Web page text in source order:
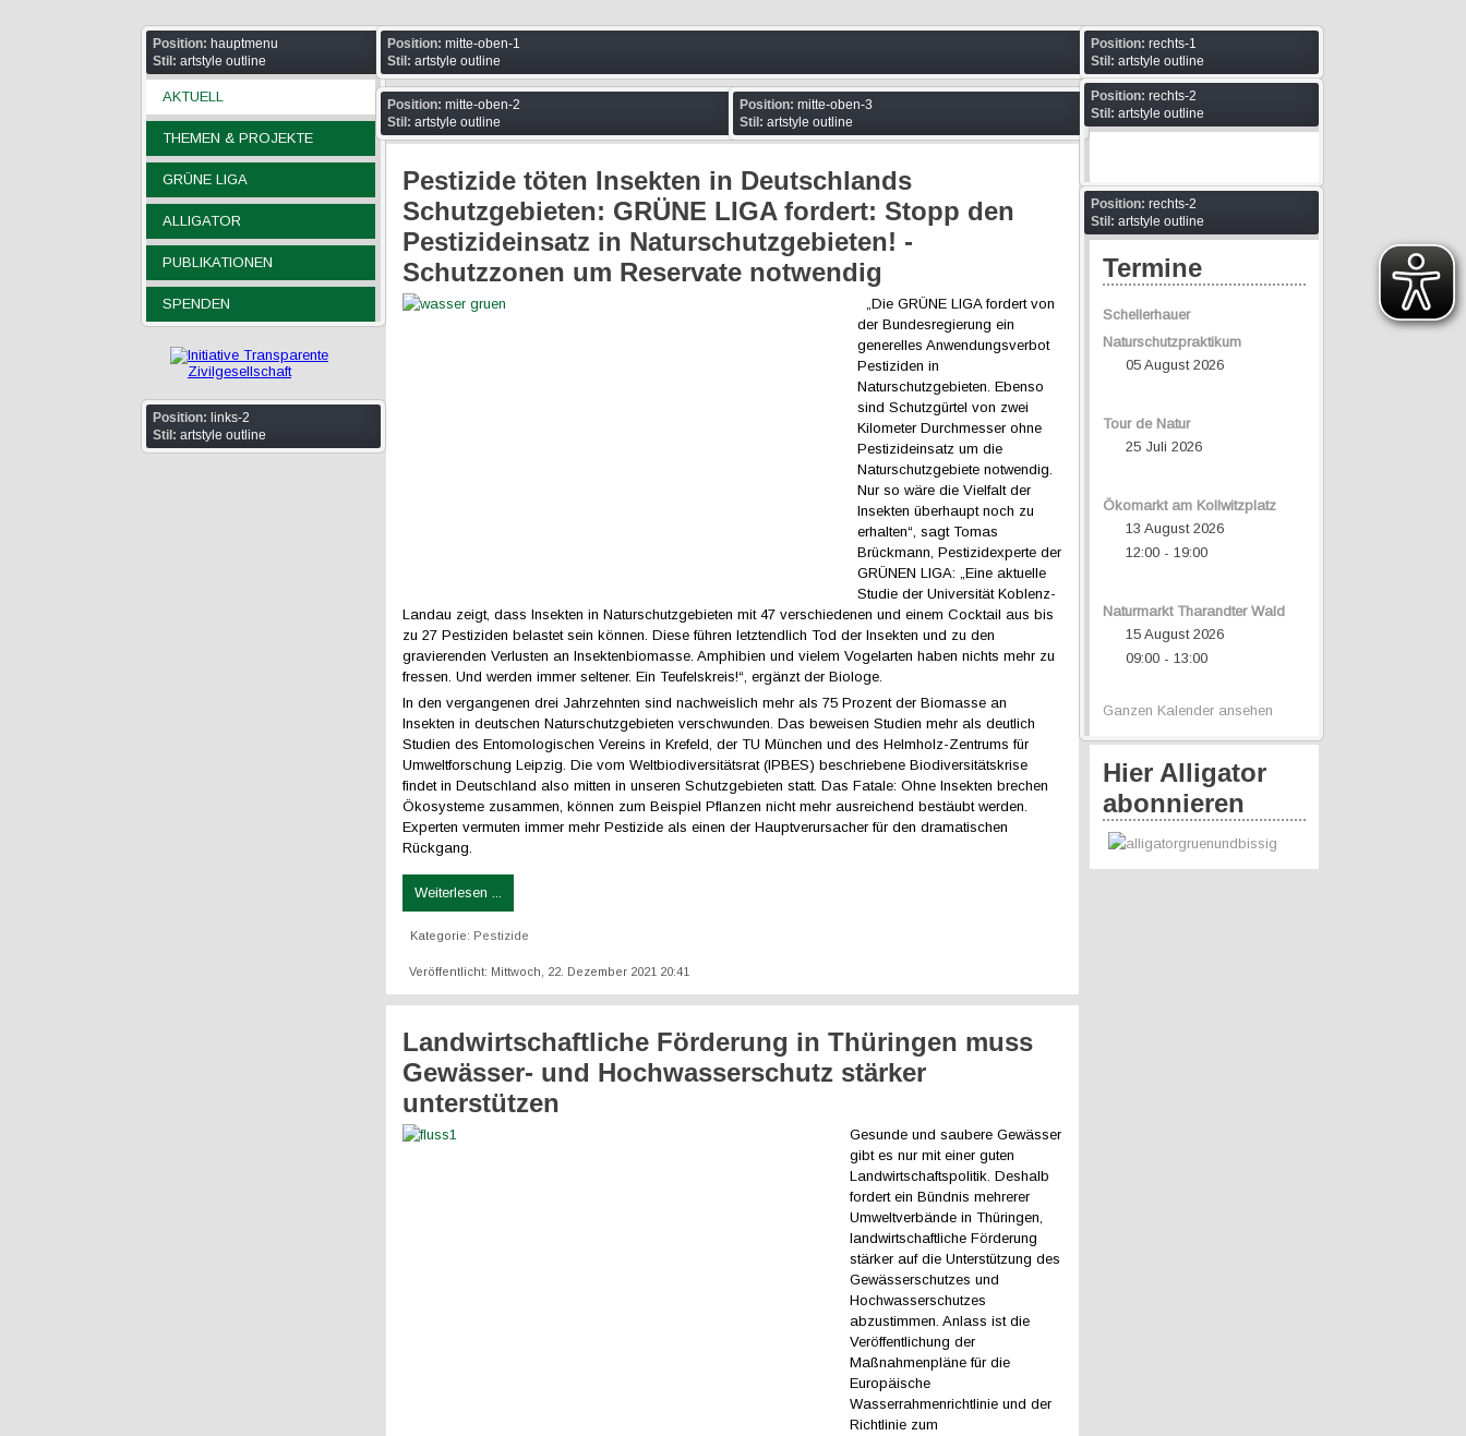
Position: hauptmenu
Stil: artstyle outline
AKTUELL
THEMEN & PROJEKTE
GRÜNE LIGA
ALLIGATOR
PUBLIKATIONEN
SPENDEN
Position: links-2
Stil: artstyle outline
Position: mitte-oben-1
Stil: artstyle outline
Position: mitte-oben-2
Stil: artstyle outline
Position: mitte-oben-3
Stil: artstyle outline
Pestizide töten Insekten in Deutschlands
Schutzgebieten: GRÜNE LIGA fordert: Stopp den
Pestizideinsatz in Naturschutzgebieten! -
Schutzzonen um Reservate notwendig
„Die GRÜNE LIGA fordert von
der Bundesregierung ein
generelles Anwendungsverbot
Pestiziden in
Naturschutzgebieten. Ebenso
sind Schutzgürtel von zwei
Kilometer Durchmesser ohne
Pestizideinsatz um die
Naturschutzgebiete notwendig.
Nur so wäre die Vielfalt der
Insekten überhaupt noch zu
erhalten“, sagt Tomas
Brückmann, Pestizidexperte der
GRÜNEN LIGA: „Eine aktuelle
Studie der Universität Koblenz-
Landau zeigt, dass Insekten in Naturschutzgebieten mit 47 verschiedenen und einem Cocktail aus bis
zu 27 Pestiziden belastet sein können. Diese führen letztendlich Tod der Insekten und zu den
gravierenden Verlusten an Insektenbiomasse. Amphibien und vielem Vogelarten haben nichts mehr zu
fressen. Und werden immer seltener. Ein Teufelskreis!“, ergänzt der Biologe.
In den vergangenen drei Jahrzehnten sind nachweislich mehr als 75 Prozent der Biomasse an
Insekten in deutschen Naturschutzgebieten verschwunden. Das beweisen Studien mehr als deutlich
Studien des Entomologischen Vereins in Krefeld, der TU München und des Helmholz-Zentrums für
Umweltforschung Leipzig. Die vom Weltbiodiversitätsrat (IPBES) beschriebene Biodiversitätskrise
findet in Deutschland also mitten in unseren Schutzgebieten statt. Das Fatale: Ohne Insekten brechen
Ökosysteme zusammen, können zum Beispiel Pflanzen nicht mehr ausreichend bestäubt werden.
Experten vermuten immer mehr Pestizide als einen der Hauptverursacher für den dramatischen
Rückgang.
Weiterlesen ...
Kategorie: Pestizide
Veröffentlicht: Mittwoch, 22. Dezember 2021 20:41
Landwirtschaftliche Förderung in Thüringen muss
Gewässer- und Hochwasserschutz stärker
unterstützen
Gesunde und saubere Gewässer
gibt es nur mit einer guten
Landwirtschaftspolitik. Deshalb
fordert ein Bündnis mehrerer
Umweltverbände in Thüringen,
landwirtschaftliche Förderung
stärker auf die Unterstützung des
Gewässerschutzes und
Hochwasserschutzes
abzustimmen. Anlass ist die
Veröffentlichung der
Maßnahmenpläne für die
Europäische
Wasserrahmenrichtlinie und der
Richtlinie zum
Position: rechts-1
Stil: artstyle outline
Position: rechts-2
Stil: artstyle outline
Position: rechts-2
Stil: artstyle outline
Termine
Schellerhauer
Naturschutzpraktikum
05 August 2026
Tour de Natur
25 Juli 2026
Ökomarkt am Kollwitzplatz
13 August 2026
12:00 -19:00
Naturmarkt Tharandter Wald
15 August 2026
09:00 -13:00
Ganzen Kalender ansehen
Hier Alligator
abonnieren